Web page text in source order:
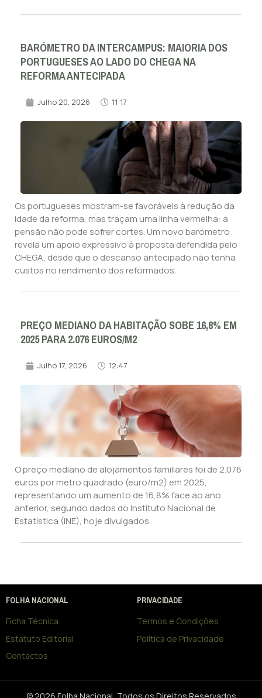
BARÓMETRO DA INTERCAMPUS: MAIORIA DOS
PORTUGUESES AO LADO DO CHEGA NA
REFORMA ANTECIPADA
Julho 20, 2026 11:17
Os portugueses mostram-se favoráveis à redução da
idade da reforma, mas traçam uma linha vermelha: a
pensão não pode sofrer cortes. Um novo barómetro
revela um apoio expressivo à proposta defendida pelo
CHEGA, desde que o descanso antecipado não tenha
custos no rendimento dos reformados.
PREÇO MEDIANO DA HABITAÇÃO SOBE 16,8% EM
2025 PARA 2.076 EUROS/M2
Julho 17, 2026 12:47
O preço mediano de alojamentos familiares foi de 2.076
euros por metro quadrado (euro/m2) em 2025,
representando um aumento de 16,8% face ao ano
anterior, segundo dados do Instituto Nacional de
Estatística (INE), hoje divulgados.
FOLHA NACIONAL
Ficha Técnica
Estatuto Editorial
Contactos
PRIVACIDADE
Termos e Condições
Política de Privacidade